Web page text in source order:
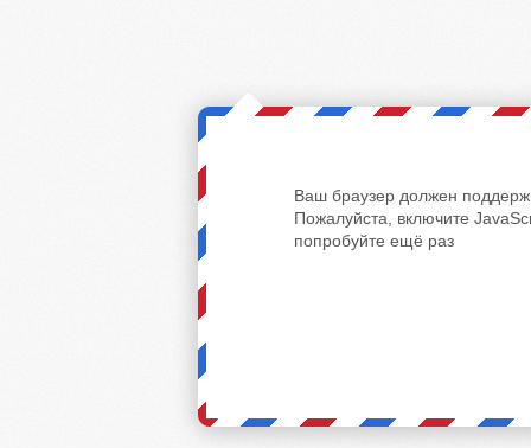
Ваш браузер должен
Пожалуйста, включите
попробуйте ещё раз